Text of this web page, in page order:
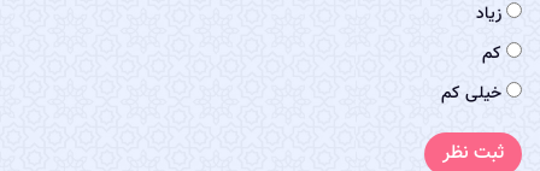
زیاد
کم
خیلی کم
ثبت نظر